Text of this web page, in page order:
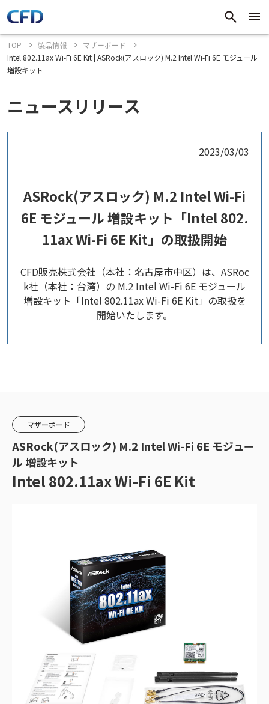
TOP 製品情報
マザーボード
Intel 802.11ax Wi-Fi 6E Kit | ASRock(アスロック) M.2 Intel Wi-Fi 6E モジュール
増設キット
ニュースリリース
2023/03/03
ASRock(アスロック) M.2 Intel Wi-Fi
6E モジュール 増設キット「Intel 802.
11ax Wi-Fi 6E Kit」の取扱開始
CFD販売株式会社（本社：名古屋市中区）は、ASRoc
k社（本社：台湾）の M.2 Intel Wi-Fi 6E モジュール
増設キット「Intel 802.11ax Wi-Fi 6E Kit​」の取扱を
開始いたします。
マザーボード
ASRock(アスロック) M.2 Intel Wi-Fi 6E モジュー
ル 増設キット
Intel 802.11ax Wi-Fi 6E Kit